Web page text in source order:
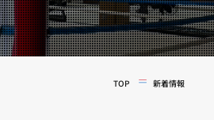
実戦コース
料金システム
ットネスコース
TOP 新着情報